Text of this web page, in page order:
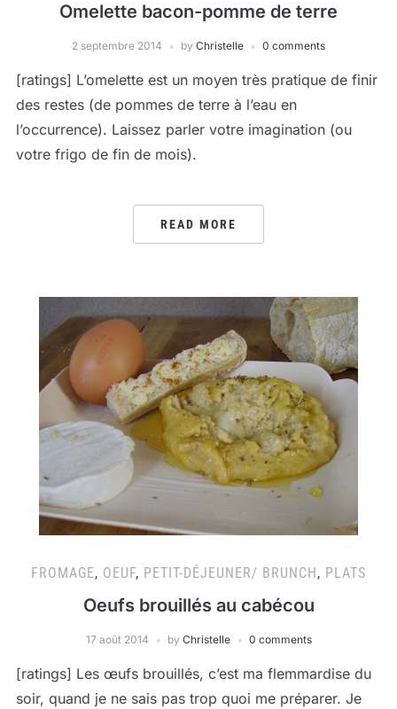
Omelette bacon-pomme de terre
2 septembre 2014 by Christelle 0 comments
[ratings] L’omelette est un moyen très pratique de finir
des restes (de pommes de terre à l’eau en
l’occurrence). Laissez parler votre imagination (ou
votre frigo de fin de mois).
READ MORE
FROMAGE, OEUF, PETIT-DÉJEUNER/ BRUNCH , PLATS
Oeufs brouillés au cabécou
17 août 2014 by Christelle 0 comments
[ratings] Les œufs brouillés, c’est ma flemmardise du
soir, quand je ne sais pas trop quoi me préparer. Je